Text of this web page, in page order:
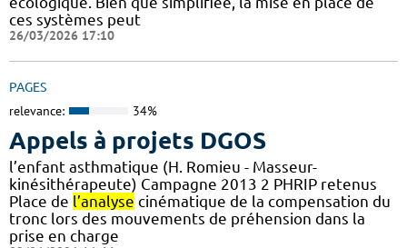
ces systèmes peut
26/03/2026 17:10
PAGES
relevance: 34%
Appels à projets DGOS
l’enfant asthmatique (H. Romieu - Masseur-
kinésithérapeute) Campagne 2013 2 PHRIP retenus
Place de l’analyse cinématique de la compensation du
tronc lors des mouvements de préhension dans la
prise en charge